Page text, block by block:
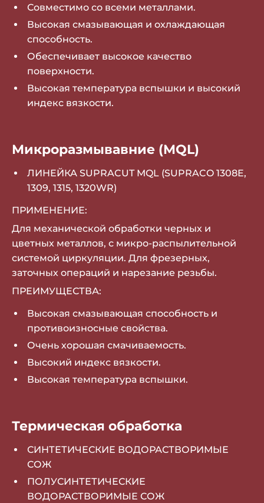
Совместимо со всеми металлами.
Высокая смазывающая и охлаждающая
способность.
Обеспечивает высокое качество
поверхности.
Высокая температура вспышки и высокий
индекс вязкости.
Микроразмывавние (MQL)
ЛИНЕЙКА SUPRACUT MQL (SUPRACO 1308E,
1309, 1315, 1320WR)
ПРИМЕНЕНИЕ:
Для механической обработки черных и
цветных металлов, с микро-распылительной
системой циркуляции. Для фрезерных,
заточных операций и нарезание резьбы.
ПРЕИМУЩЕСТВА:
Высокая смазывающая способность и
противоизносные свойства.
Очень хорошая смачиваемость.
Высокий индекс вязкости.
Высокая температура вспышки.
Термическая обработка
СИНТЕТИЧЕСКИЕ ВОДОРАСТВОРИМЫЕ
СОЖ
ПОЛУСИНТЕТИЧЕСКИЕ
ВОДОРАСТВОРИМЫЕ СОЖ